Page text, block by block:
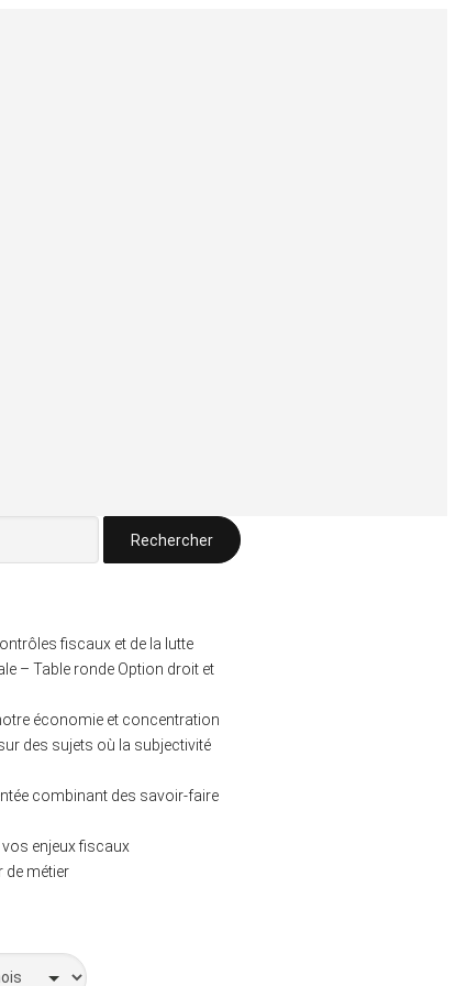
fiscaux et de la lutte
– Table ronde Option droit et
économie et concentration
des sujets où la subjectivité
combinant des savoir-faire
vos enjeux fiscaux
de métier